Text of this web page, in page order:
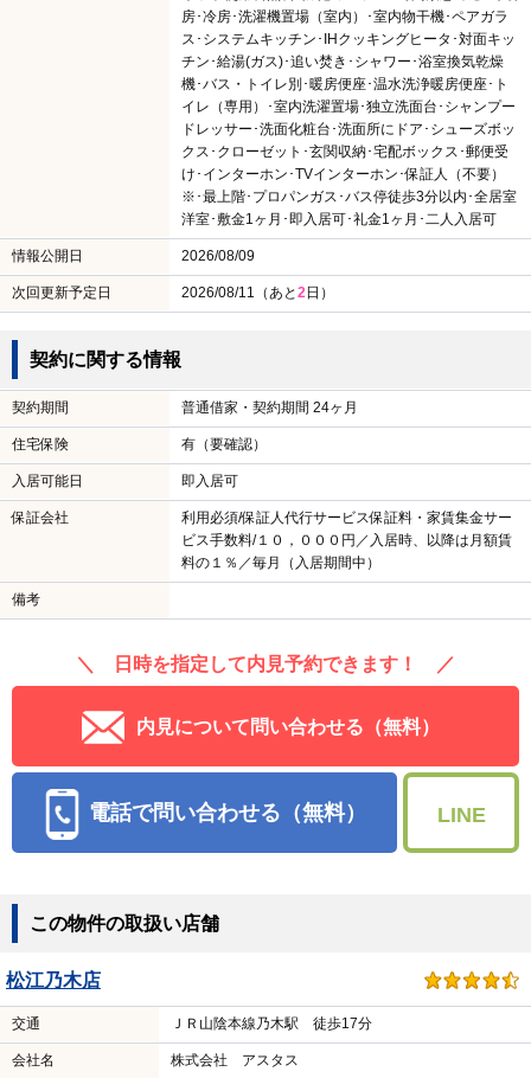
房･冷房･洗濯機置場（室内）･室内物干機･ペアガラ
ス･システムキッチン･IHクッキングヒータ･対面キッ
チン･給湯(ガス)･追い焚き･シャワー･浴室換気乾燥
機･バス・トイレ別･暖房便座･温水洗浄暖房便座･ト
イレ（専用）･室内洗濯置場･独立洗面台･シャンプー
ドレッサー･洗面化粧台･洗面所にドア･シューズボッ
クス･クローゼット･玄関収納･宅配ボックス･郵便受
け･インターホン･TVインターホン･保証人（不要）
※･最上階･プロパンガス･バス停徒歩3分以内･全居室
洋室･敷金1ヶ月･即入居可･礼金1ヶ月･二人入居可
情報公開日 2026/08/09
次回更新予定日 2026/08/11（あと2日）
契約に関する情報
契約期間 普通借家・契約期間 24ヶ月
住宅保険 有（要確認）
入居可能日 即入居可
保証会社
利用必須/保証人代行サービス保証料・家賃集金サー
ビス手数料/１０，０００円／入居時、以降は月額賃
料の１％／毎月（入居期間中）
備考
＼ 日時を指定して内見予約できます！ ／
内見について問い合わせる（無料）
電話で問い合わせる（無料） LINE
この物件の取扱い店舗
松江乃木店
交通 ＪＲ山陰本線乃木駅 徒歩17分
会社名 株式会社 アスタス